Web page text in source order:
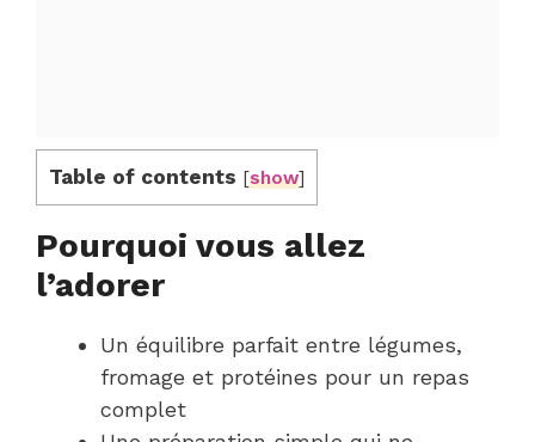
Table of contents [show]
Pourquoi vous allez
l’adorer
Un équilibre parfait entre légumes,
fromage et protéines pour un repas
complet